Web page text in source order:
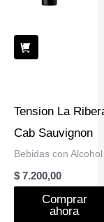
Tension La
Cab Sauvignon
Bebidas con Alcohol
$7.200,00
Comprar
ahora